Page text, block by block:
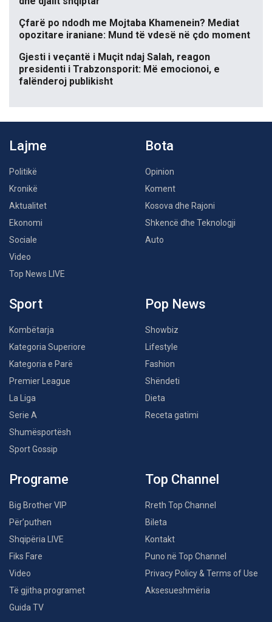
Çfarë po ndodh me Mojtaba Khamenein? Mediat
opozitare iraniane: Mund të vdesë në çdo moment
Gjesti i veçantë i Muçit ndaj Salah, reagon
presidenti i Trabzonsporit: Më emocionoi, e
falënderoj publikisht
Lajme
Politikë
Kronikë
Aktualitet
Ekonomi
Sociale
Video
Top News LIVE
Bota
Opinion
Koment
Kosova dhe Rajoni
Shkencë dhe Teknologji
Auto
Sport
Kombëtarja
Kategoria Superiore
Kategoria e Parë
Premier League
La Liga
Serie A
Shumësportësh
Sport Gossip
Pop News
Showbiz
Lifestyle
Fashion
Shëndeti
Dieta
Receta gatimi
Programe
Big Brother VIP
Për’puthen
Shqipëria LIVE
Fiks Fare
Video
Të gjitha programet
Guida TV
Top Channel
Rreth Top Channel
Bileta
Kontakt
Puno në Top Channel
Privacy Policy & Terms of Use
Aksesueshmëria